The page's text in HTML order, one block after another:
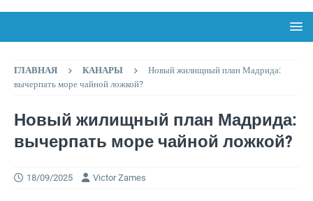
ГЛАВНАЯ КАНАРЫ
Новый жилищный план Мадрида:
вычерпать море чайной ложкой?
Новый жилищный план Мадрида:
вычерпать море чайной ложкой?
18/09/2025 Victor Zames